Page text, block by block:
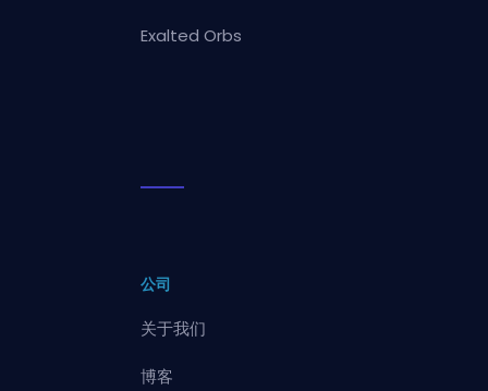
Exalted Orbs
公司
关于我们
博客